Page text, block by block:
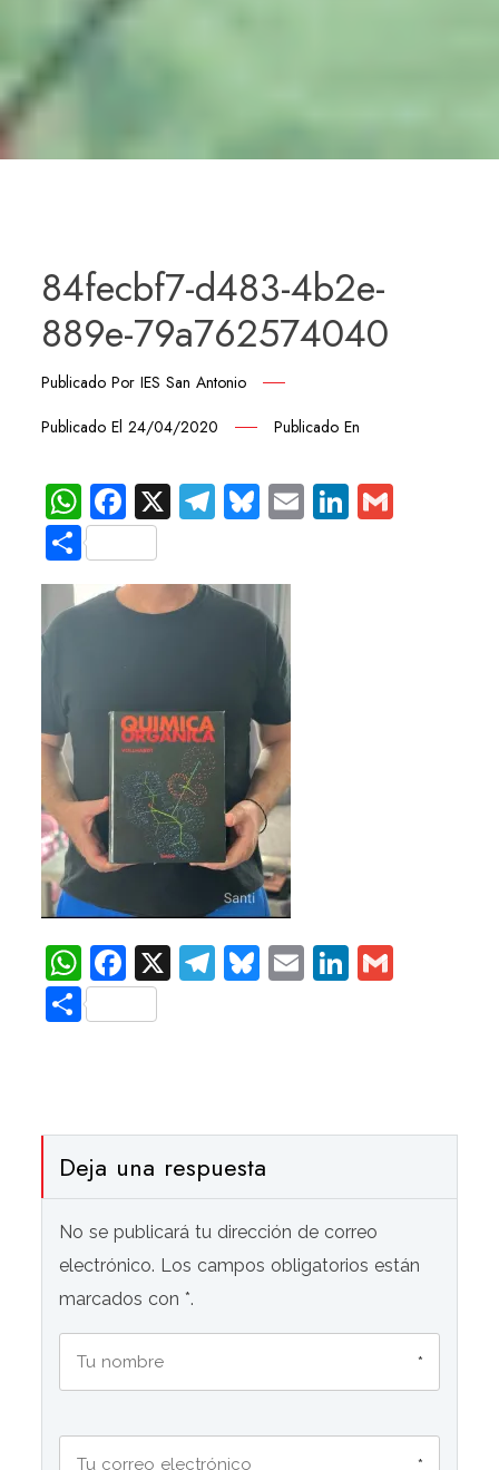
84fecbf7-d483-4b2e-
889e-79a762574040
Publicado PorIES San Antonio
Publicado El24/04/2020 Publicado En
WhatsApp
Facebook
X Telegram
Bluesky
EmailLinkedIn
Compartir
WhatsApp
Facebook
X Telegram
Bluesky
EmailLinkedIn
Compartir
Deja una respuesta
No se publicará tu dirección de correo
electrónico. Los campos obligatorios están
marcados con *.
*